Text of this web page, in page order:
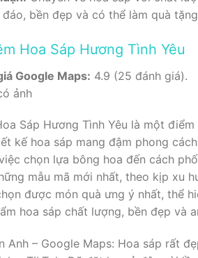
bền đẹp và có thể làm quà
Hoa Sáp Hương Tình Yêu
Google Maps: 4.9 (25 đánh giá).
ảnh
Sáp Hương Tình Yêu là một
kế hoa sáp mang đậm phong
chọn lựa bông hoa đến cách
mẫu mã mới nhất, theo kịp xu
được món quà ưng ý nhất, thể
hoa sáp chất lượng, bền đẹp và
Anh – Google Maps: Hoa sáp rất